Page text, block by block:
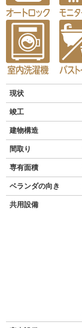
現状
竣工
建物構造
間取り
専有面積
ベランダの向き
共用設備